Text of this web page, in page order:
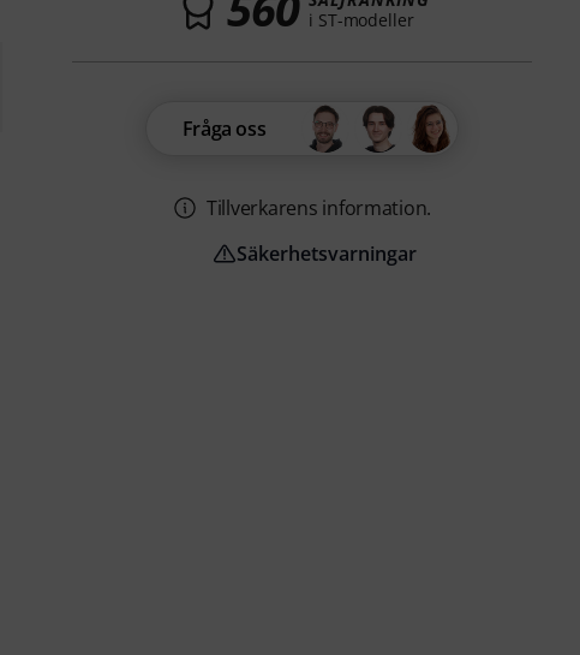
i ST-modeller
Fråga oss
Tillverkarens information.
Säkerhetsvarningar